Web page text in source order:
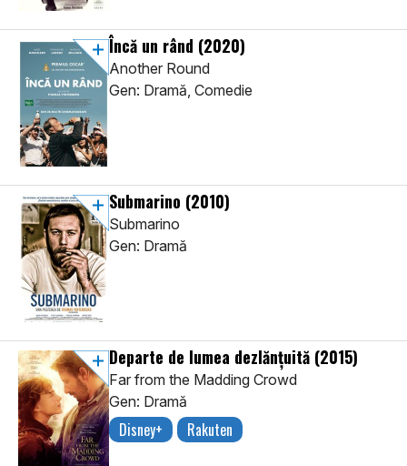
Încă un rând (2020)
Another Round
Gen: Dramă, Comedie
Submarino (2010)
Submarino
Gen: Dramă
Departe de lumea dezlănțuită (2015)
Far from the Madding Crowd
Gen: Dramă
Disney+ Rakuten